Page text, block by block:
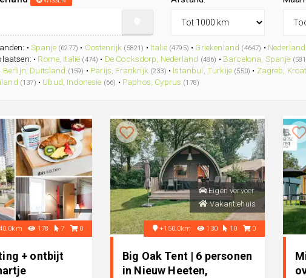
•Spanje (6277) • Oostenrijk (5821) • Italië (4795) • Griekenland (4647) • Nederland
• Rome, Italië (474) • De Cocksdorp, Nederland (486) • Barcelona, Spanje
Berlijn, Duitsland (159) • Parijs, Frankrijk (233) • Istanbul, Turkije (550) • Zagreb,
(137) • Ubud, Indonesie (66) • Paphos, Cyprus (178)
178 7 0
+ ontbijt
Eigen vervoer
Vakantiehuis
+150.0km 130 10 0
Big Oak Tent | 6 personen
in Nieuw Heeten,